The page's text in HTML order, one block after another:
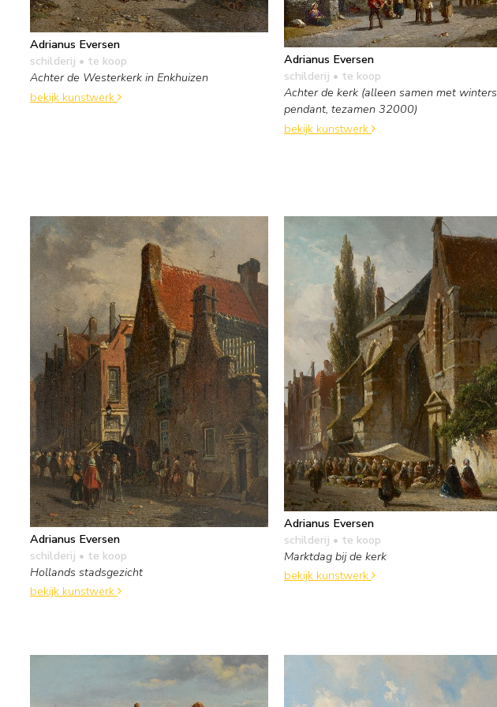
Adrianus Eversen
schilderij • te koop
Achter de Westerkerk in Enkhuizen
bekijk kunstwerk
Adrianus Eversen
schilderij • te koop
Achter de kerk (alleen samen met winters
pendant, tezamen 32000)
bekijk kunstwerk
Adrianus Eversen
schilderij • te koop
Hollands stadsgezicht
bekijk kunstwerk
Adrianus Eversen
schilderij • te koop
Marktdag bij de kerk
bekijk kunstwerk